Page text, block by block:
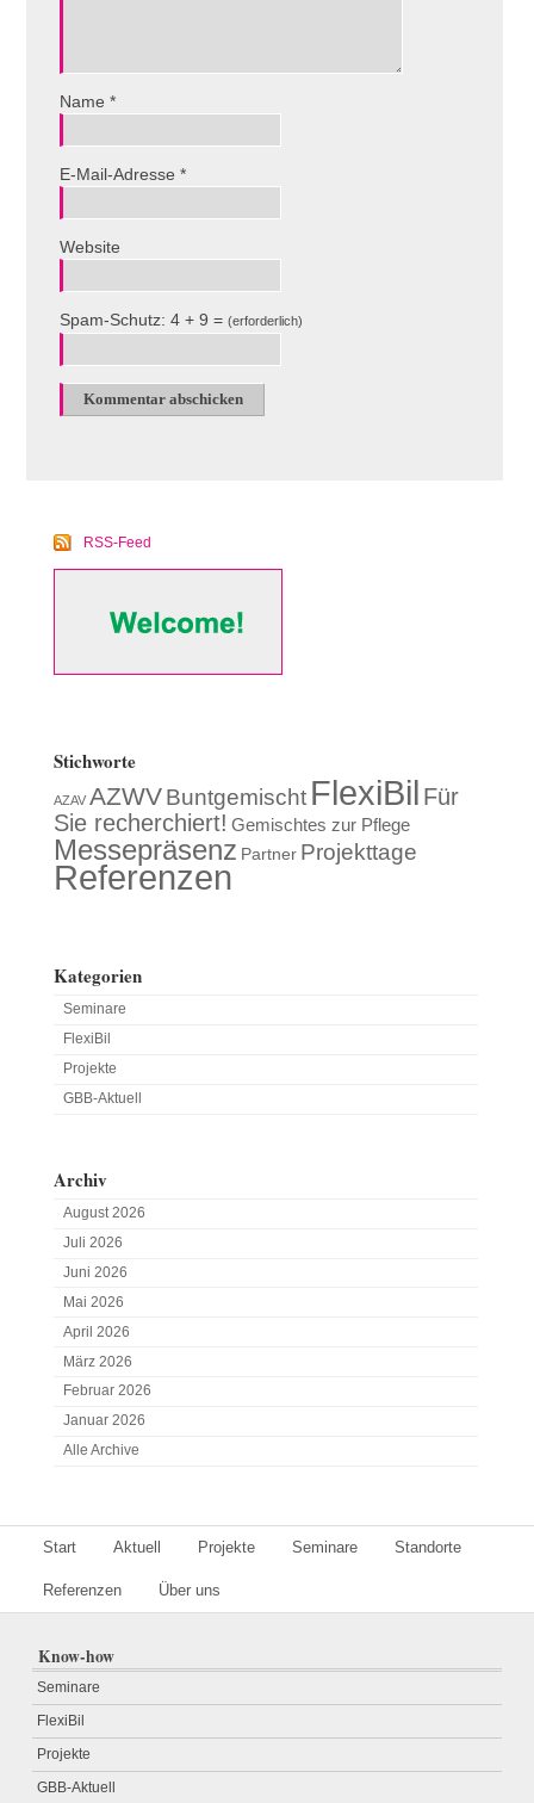
Name *
E-Mail-Adresse *
Website
Spam-Schutz: 4 + 9 = (erforderlich)
RSS-Feed
Stichworte
AZAV AZWVBuntgemischt FlexiBil Für
Sie recherchiert! Gemischtes zur Pflege
Messepräsenz Partner Projekttage
Referenzen
Kategorien
Seminare
FlexiBil
Projekte
GBB-Aktuell
Archiv
August 2026
Juli 2026
Juni 2026
Mai 2026
April 2026
März 2026
Februar 2026
Januar 2026
Alle Archive
Start Aktuell Projekte Seminare Standorte
Referenzen Über uns
Know-how
Seminare
FlexiBil
Projekte
GBB-Aktuell